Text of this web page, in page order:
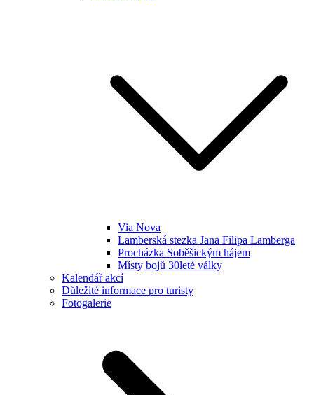
Via Nova
Lamberská stezka Jana Filipa Lamberga
Procházka Soběšickým hájem
Místy bojů 30leté války
Kalendář akcí
Důležité informace pro turisty
Fotogalerie